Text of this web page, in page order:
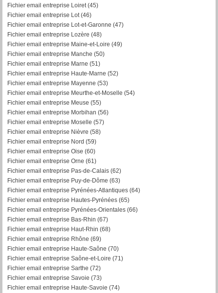
Fichier email entreprise Loiret (45)
Fichier email entreprise Lot (46)
Fichier email entreprise Lot-et-Garonne (47)
Fichier email entreprise Lozère (48)
Fichier email entreprise Maine-et-Loire (49)
Fichier email entreprise Manche (50)
Fichier email entreprise Marne (51)
Fichier email entreprise Haute-Marne (52)
Fichier email entreprise Mayenne (53)
Fichier email entreprise Meurthe-et-Moselle (54)
Fichier email entreprise Meuse (55)
Fichier email entreprise Morbihan (56)
Fichier email entreprise Moselle (57)
Fichier email entreprise Nièvre (58)
Fichier email entreprise Nord (59)
Fichier email entreprise Oise (60)
Fichier email entreprise Orne (61)
Fichier email entreprise Pas-de-Calais (62)
Fichier email entreprise Puy-de-Dôme (63)
Fichier email entreprise Pyrénées-Atlantiques (64)
Fichier email entreprise Hautes-Pyrénées (65)
Fichier email entreprise Pyrénées-Orientales (66)
Fichier email entreprise Bas-Rhin (67)
Fichier email entreprise Haut-Rhin (68)
Fichier email entreprise Rhône (69)
Fichier email entreprise Haute-Saône (70)
Fichier email entreprise Saône-et-Loire (71)
Fichier email entreprise Sarthe (72)
Fichier email entreprise Savoie (73)
Fichier email entreprise Haute-Savoie (74)